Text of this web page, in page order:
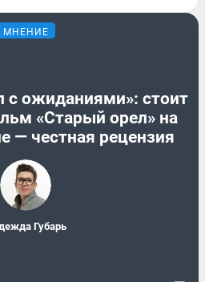
МНЕНИЕ
с ожиданиями»: стоит
«Старый орел» на
— честная рецензия
Губарь